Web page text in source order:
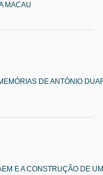
MACAU
DE ANTÓNIO
E A CONSTRUÇÃO DE